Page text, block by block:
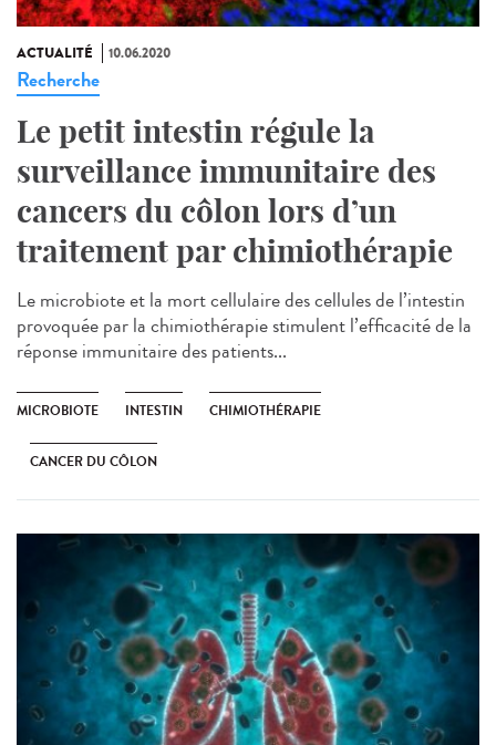
ACTUALITÉ 10.06.2020
Recherche
Le petit intestin régule la
surveillance immunitaire des
cancers du côlon lors d’un
traitement par chimiothérapie
Le microbiote et la mort cellulaire des cellules de l’intestin
provoquée par la chimiothérapie stimulent l’efficacité de la
réponse immunitaire des patients...
MICROBIOTE INTESTIN CHIMIOTHÉRAPIE
CANCER DU CÔLON